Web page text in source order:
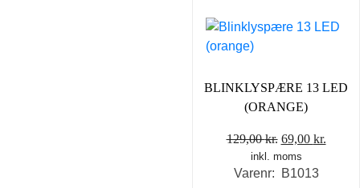
BLINKLYSPÆRE 13 LED
(ORANGE)
129,00kr. Den
oprindelige
pris
69,00 kr.
inkl. moms
Varenr: B1013